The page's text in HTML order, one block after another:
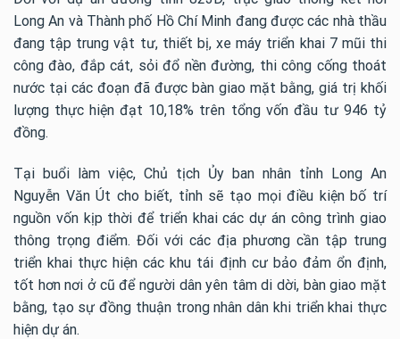
Long An và Thành phố Hồ Chí Minh đang được các nhà thầu
đang tập trung vật tư, thiết bị, xe máy triển khai 7 mũi thi
công đào, đắp cát, sỏi đổ nền đường, thi công cống thoát
nước tại các đoạn đã được bàn giao mặt bằng, giá trị khối
lượng thực hiện đạt 10,18% trên tổng vốn đầu tư 946 tỷ
đồng.
Tại buổi làm việc, Chủ tịch Ủy ban nhân tỉnh Long An
Nguyễn Văn Út cho biết, tỉnh sẽ tạo mọi điều kiện bố trí
nguồn vốn kịp thời để triển khai các dự án công trình giao
thông trọng điểm. Đối với các địa phương cần tập trung
triển khai thực hiện các khu tái định cư bảo đảm ổn định,
tốt hơn nơi ở cũ để người dân yên tâm di dời, bàn giao mặt
bằng, tạo sự đồng thuận trong nhân dân khi triển khai thực
hiện dự án.